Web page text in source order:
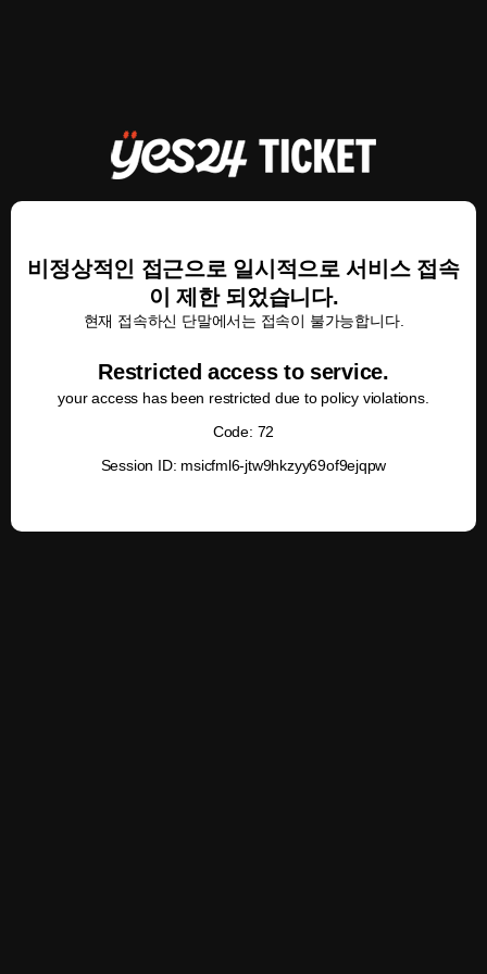
비정상적인 접근으로 일시적으로 서비스 접속
이 제한 되었습니다.
현재 접속하신 단말에서는 접속이 불가능합니다.
Restricted access to service.
your access has been restricted due to policy violations.
Code: 72
Session ID: msicfml6-jtw9hkzyy69of9ejqpw